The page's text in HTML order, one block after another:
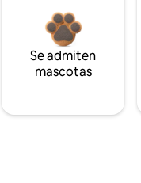
Se admiten
mascotas